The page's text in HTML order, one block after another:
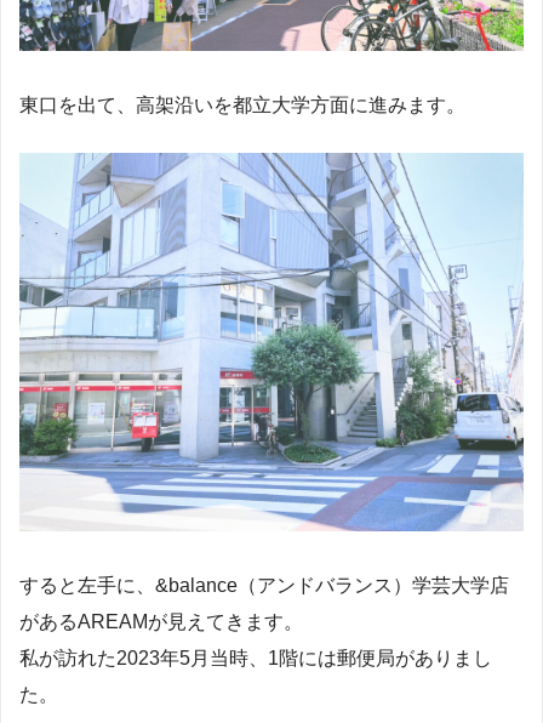
東口を出て、高架沿いを都立大学方面に進みます。
すると左手に、&balance（アンドバランス）学芸大学店
があるAREAMが見えてきます。
私が訪れた2023年5月当時、1階には郵便局がありまし
た。